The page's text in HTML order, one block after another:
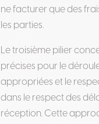
ne facturer que des
les parties.
Le troisième pilier
précises pour le
appropriées et le
dans le respect des
réception. Cette